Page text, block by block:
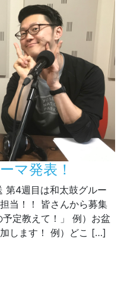
マ発表！
第4週目は和太鼓グルー
当！！ 皆さんから募集
定教えて！」 例）お盆
します！ 例）どこ […]